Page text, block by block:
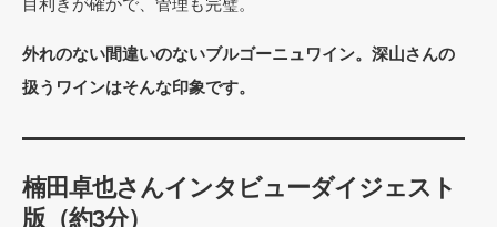
目利きが確かで、管理も完璧。
外れのない間違いのないブルゴーニュワイン。深山さんの
扱うワインはそんな印象です。
楠田卓也さんインタビューダイジェスト
版（約3分）